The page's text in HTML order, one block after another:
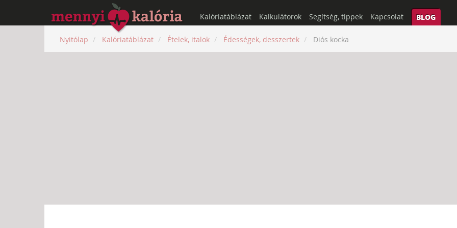
Kalóriatáblázat Kalkulátorok Segítség, tippek Kapcsolat BLOG
Nyitólap Kalóriatáblázat Ételek, italok Édességek, desszertek Diós kocka